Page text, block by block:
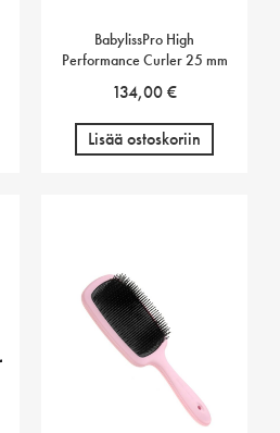
BabylissPro High
Performance Curler 25 mm
134,00€
Lisää ostoskoriin